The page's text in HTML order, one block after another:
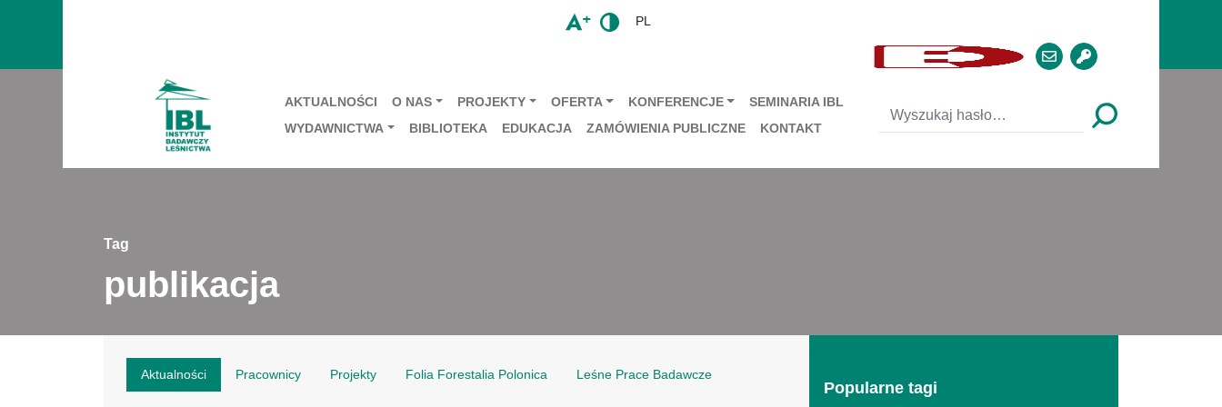
PL
AKTUALNOŚCI O NAS PROJEKTY OFERTA KONFERENCJE
SEMINARIA IBL
WYDAWNICTWA
BIBLIOTEKA EDUKACJA ZAMÓWIENIA PUBLICZNE KONTAKT
Tag
publikacja
Aktualności Pracownicy Projekty Folia Forestalia Polonica Leśne Prace Badawcze
Popularne tagi